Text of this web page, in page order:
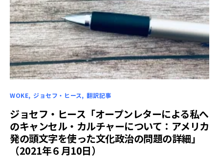
WOKE ジョセフ・ヒース 翻訳記事
ジョセフ・ヒース「オープンレターによる私へ
のキャンセル・カルチャーについて：アメリカ
発の頭文字を使った文化政治の問題の詳細」
（2021年６月10日）